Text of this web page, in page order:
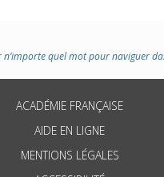
n’importe quel mot pour naviguer
ACADÉMIE FRANÇAISE
AIDE EN LIGNE
MENTIONS LÉGALES